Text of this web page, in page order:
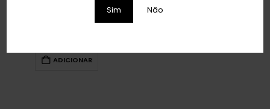
Sim Não
ADICIONAR